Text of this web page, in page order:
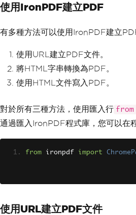
使用IronPDF建立PDF
有多種方法可以使用IronPDF建立
使用URL建立PDF文件。
將HTML字串轉換為PDF。
使用HTML文件寫入PDF。
對於所有三種方法，使用匯入行
通過匯入IronPDF程式庫，您可以在
from ironpdf import
使用URL建立PDF文件